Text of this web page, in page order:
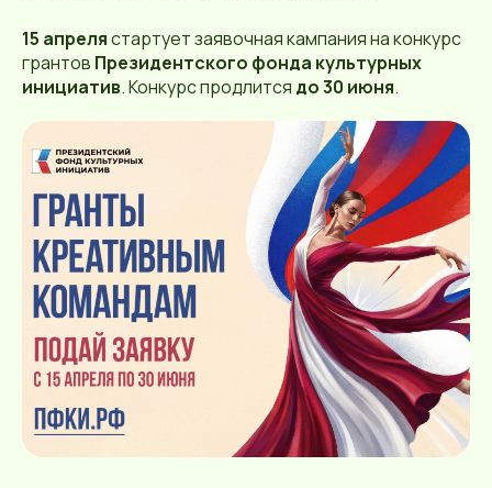
15 апрелястартует заявочная кампания на конкурс
грантов Президентского фонда культурных
инициатив. Конкурс продлится до 30 июня.